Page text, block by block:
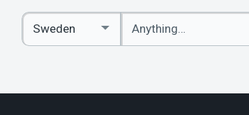
Enter
keywords
Select
Country